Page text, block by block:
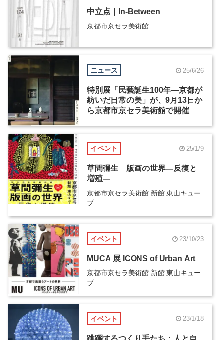
中立点｜In-Between
京都市京セラ美術館
ニュース 25/6/26
特別展「民藝誕生100年―京都が
紡いだ日常の美」が、9月13日か
ら京都市京セラ美術館で開催
イベント 25/1/9
草間彌生 版画の世界―反復と
増殖―
京都市京セラ美術館 新館 東山キュー
ブ
イベント 23/10/23
MUCA 展 ICONS of Urban Art
京都市京セラ美術館 新館 東山キュー
ブ
イベント 23/1/18